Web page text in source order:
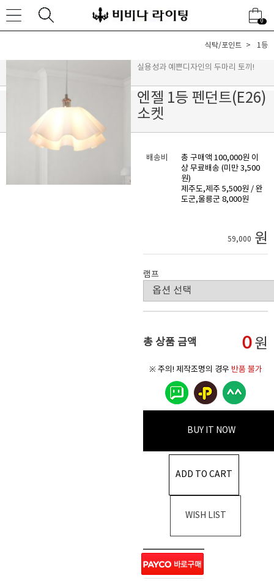
0
식탁/포인트 1등
실용성과 예쁜디자인의 두마리 토끼!
엔젤 1등 펜던트(E26)
소켓
배송비
총 구매액 100,000원 이
상 무료배송 (미만 3,500
원)
제주도,제주 5,500원 / 완
도군,울릉군 8,000원
59,000 원
램프
총 상품 금액 0원
※ 주의! 제작조명의 경우 반품 불가
BUY IT NOW
ADD TO CART
WISH LIST